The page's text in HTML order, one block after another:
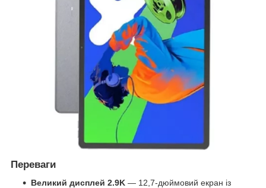
Переваги
Великий дисплей 2.9K — 12,7-дюймовий екран із